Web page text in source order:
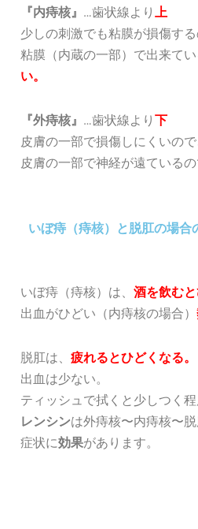
『内痔核』 …歯状線より
上
少しの刺激でも粘膜が損傷する
粘膜（内蔵の一部）で出来てい
い。
『外痔核』 …歯状線より 下
皮膚の一部で損傷しにくいので
皮膚の一部で神経が遠ているの
いぼ痔（痔核）と脱肛の場合
いぼ痔（痔核）は、 酒を飲むと
出血がひどい（内痔核の場合）
脱肛は、 疲れるとひどくなる。
出血は少ない。
ティッシュで拭くと少しつく程
レンシンは外痔核〜内痔核〜脱
症状に効果があります。